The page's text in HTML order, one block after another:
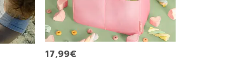
17,99€